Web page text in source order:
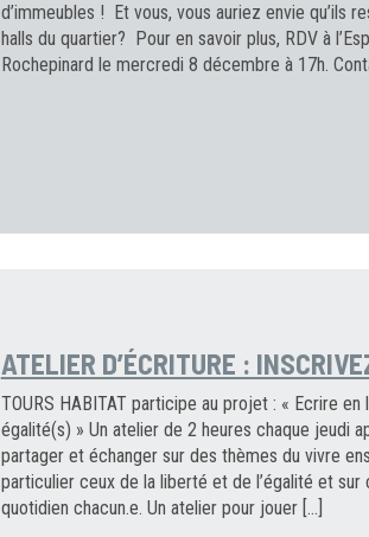
d’immeubles ! Et vous, vous auriez envie qu’ils
halls du quartier? Pour en savoir plus, RDV à
Rochepinard le mercredi 8 décembre à 17h.
ATELIER D’ÉCRITURE :
TOURS HABITAT participe au projet : « Ecrire en
égalité(s) » Un atelier de 2 heures chaque jeudi
partager et échanger sur des thèmes du vivre
particulier ceux de la liberté et de l’égalité et sur
quotidien chacun.e. Un atelier pour jouer […]